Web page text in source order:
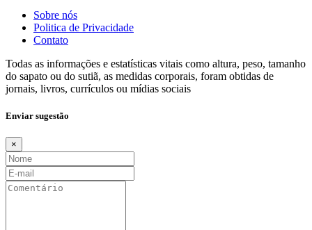
Sobre nós
Politica de Privacidade
Contato
Todas as informações e estatísticas vitais como altura, peso, tamanho
do sapato ou do sutiã, as medidas corporais, foram obtidas de
jornais, livros, currículos ou mídias sociais
Enviar sugestão
×